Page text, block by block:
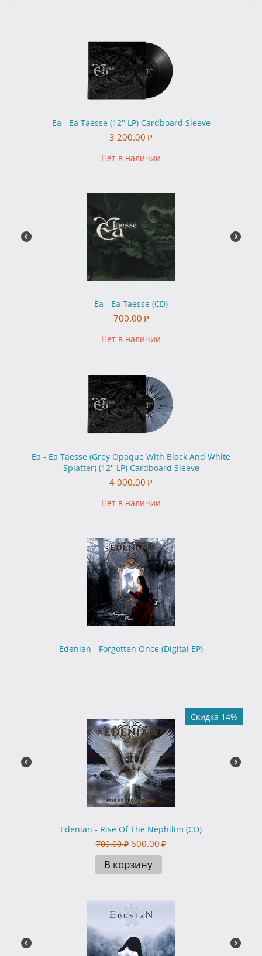
Ea - Ea Taesse (12'' LP) Cardboard Sleeve
3 200.00 ₽
Нет в наличии
Ea - Ea Taesse (CD)
700.00 ₽
Нет в наличии
Ea - Ea Taesse (Grey Opaque With Black And White
Splatter) (12'' LP) Cardboard Sleeve
4 000.00 ₽
Нет в наличии
Edenian - Forgotten Once (Digital EP)
Скидка 14%
Edenian - Rise Of The Nephilim (CD)
700.00 ₽ 600.00 ₽
В корзину